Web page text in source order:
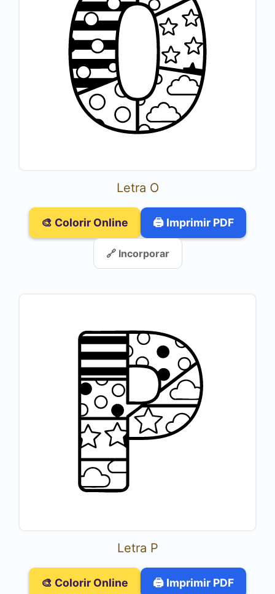
Letra O
🎨 Colorir Online 🖨️ Imprimir PDF
🔗 Incorporar
Letra P
🎨 Colorir Online 🖨️ Imprimir PDF